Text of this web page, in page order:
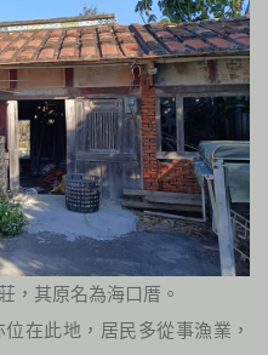
，其原名為海口厝。
在此地，居民多從事漁業，